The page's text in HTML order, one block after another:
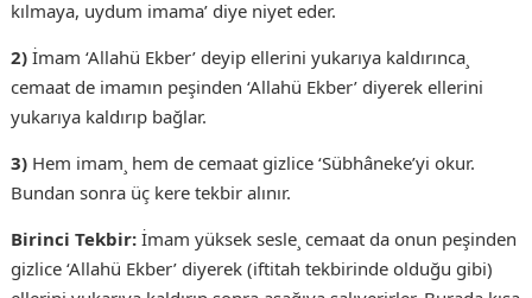
kılmaya, uydum imama’ diye niyet eder.
2)İmam ‘Allahü Ekber’ deyip ellerini yukarıya kaldırınca¸
cemaat de imamın peşinden ‘Allahü Ekber’ diyerek ellerini
yukarıya kaldırıp bağlar.
3)Hem imam¸ hem de cemaat gizlice ‘Sübhâneke’yi okur.
Bundan sonra üç kere tekbir alınır.
Birinci Tekbir:İmam yüksek sesle¸ cemaat da onun peşinden
gizlice ‘Allahü Ekber’ diyerek (iftitah tekbirinde olduğu gibi)